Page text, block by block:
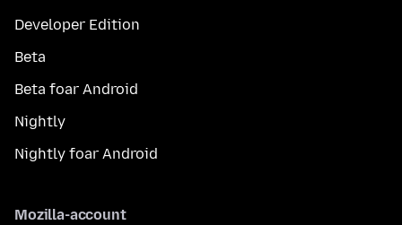
Developer Edition
Beta
Beta foar Android
Nightly
Nightly foar Android
Mozilla-account